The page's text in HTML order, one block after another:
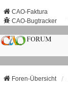
CAO-Faktura
CAO-Bugtracker
Foren-Übersicht